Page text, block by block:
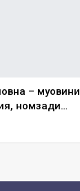
– муовини
номзади…